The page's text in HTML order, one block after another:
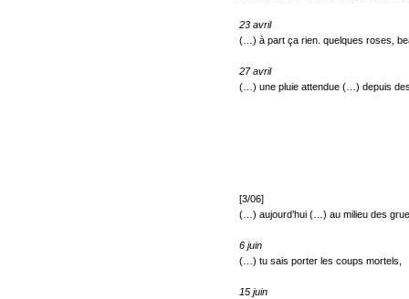
23 avril
(…) à part ça rien. quelques roses,
27 avril
(…) une pluie attendue (…) depuis
[3/06]
(…) aujourd’hui (…) au milieu des
6 juin
(…) tu sais porter les coups mortels,
15 juin